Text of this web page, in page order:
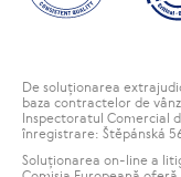
De soluționarea
baza contractelor de
Inspectoratul Comercial
înregistrare: Štěpánská
Soluționarea on-line a